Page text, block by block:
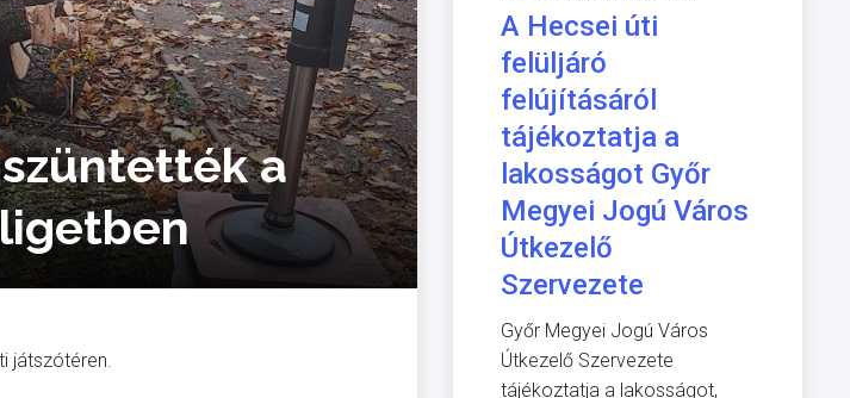
a
játszótéren.
A Hecsei úti
felüljáró
felújításáról
tájékoztatja a
lakosságot Győr
Megyei Jogú Város
Útkezelő
Szervezete
Győr Megyei Jogú Város
Útkezelő Szervezete
tájékoztatja a lakosságot,